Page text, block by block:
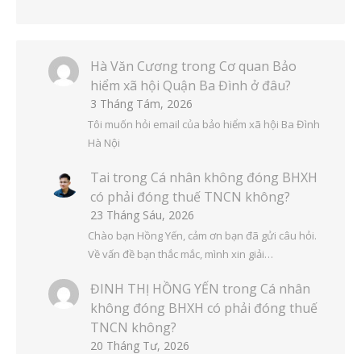
Hà Văn Cương trong Cơ quan Bảo
hiểm xã hội Quận Ba Đình ở đâu?
3 Tháng Tám, 2026
Tôi muốn hỏi email của bảo hiểm xã hội Ba Đình
Hà Nội
Tai trong Cá nhân không đóng BHXH
có phải đóng thuế TNCN không?
23 Tháng Sáu, 2026
Chào bạn Hồng Yến, cảm ơn bạn đã gửi câu hỏi.
Về vấn đề bạn thắc mắc, mình xin giải…
ĐINH THỊ HỒNG YẾN trong Cá nhân
không đóng BHXH có phải đóng thuế
TNCN không?
20 Tháng Tư, 2026